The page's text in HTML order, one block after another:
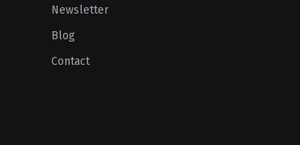
Newsletter
Blog
Contact